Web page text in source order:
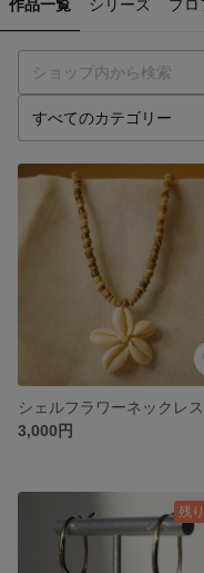
作品一覧 シリーズ プロ
シェルフラワーネックレス
3,000円
残